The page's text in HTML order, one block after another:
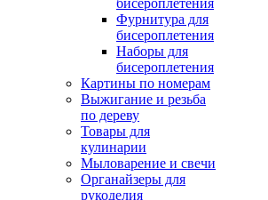
бисероплетения
Фурнитура для
бисероплетения
Наборы для
бисероплетения
Картины по номерам
Выжигание и резьба
по дереву
Товары для
кулинарии
Мыловарение и свечи
Органайзеры для
рукоделия